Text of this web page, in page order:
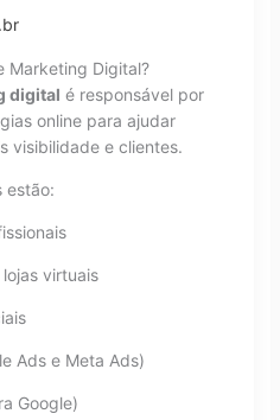
Marketing Digital?
digital é responsável por
online para ajudar
visibilidade e clientes.
estão:
virtuais
Ads e Meta Ads)
Google)